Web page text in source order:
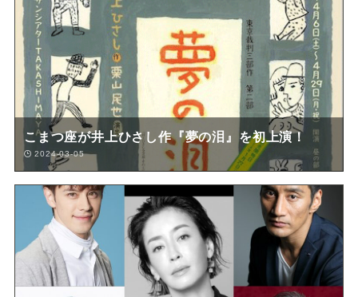
こまつ座が井上ひさし作『夢の泪』を初上演！
2024-03-05